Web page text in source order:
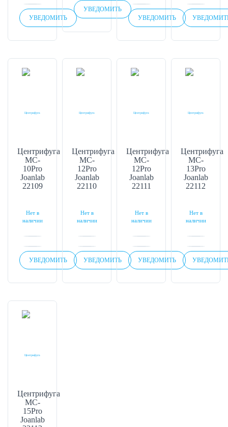
УВЕДОМИТЬ
УВЕДОМИТЬ
УВЕДОМИТЬ
Центрифуга
MC-
10Pro
Joanlab
22109
Нет в
наличии
УВЕДОМИТЬ
Центрифуга
MC-
12Pro
Joanlab
22110
Нет в
наличии
УВЕДОМИТЬ
Центрифуга
MC-
12Pro
Joanlab
22111
Нет в
наличии
УВЕДОМИТЬ
Центрифуга
MC-
13Pro
Joanlab
22112
Нет в
наличии
Центрифуга
MC-
15Pro
Joanlab